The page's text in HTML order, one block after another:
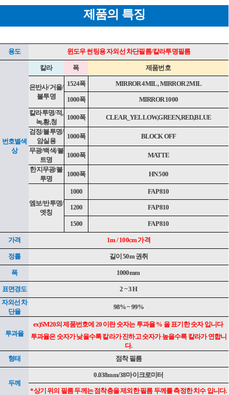
페이코 ID로 페
PAYCO 바
제품의 특징
용도 윈도우 썬팅용 자외선 차단필름/칼라투명필름
번호별색
상
칼라 폭 제품번호
은반사/거울/
불투명
1524폭 MIRROR 4MIL , MIRROR 2MIL
1000폭
MIRROR 1000
칼라투명/적,
녹,황,청
1000폭
CLEAR_YELLOW,GREEN,RED,BLUE
검정/불투명/
암실용
1000폭
BLOCK OFF
무광/백색/불
트명
1000폭
MATTE
한지무광/불
투명
1000폭 HN 500
엠보/반투명/
엣칭
1000 FAP 810
1200 FAP 810
1500 FAP 810
가격 1m / 100cm 가격
정롤 길이 50m 권취
폭 1000mm
표면경도
2 ~ 3 H
자외선 차
단율
98% ~ 99%
투과율
ex)SM20의 제품번호에 20 이란 숫자는 투과율 % 을 표기한 숫자 입니다
투과율은 숫자가 낮을수록 칼라가 진하고 숫자가 높을수록 칼라가 연합니
다.
형태
점착 필름
두께
0.038mm/38마이크로미터
*상기 위의 필름 두께는 점착층을 제외한 필름 두께를 측정한 치수 입니다.